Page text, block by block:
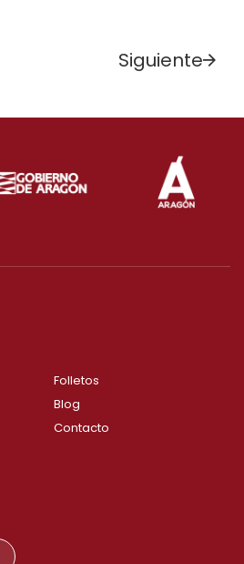
Siguiente
Folletos
Blog
Contacto